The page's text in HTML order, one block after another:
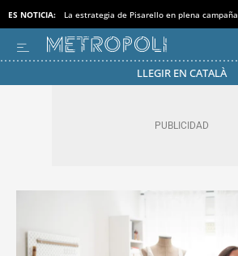
ES NOTICIA: La estrategia de Pisarello en plena campaña
LLEGIR EN CATALÀ